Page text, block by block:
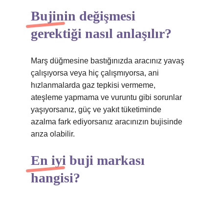
Bujinin değişmesi
gerektiği nasıl anlaşılır?
Marş düğmesine bastığınızda aracınız yavaş
çalışıyorsa veya hiç çalışmıyorsa, ani
hızlanmalarda gaz tepkisi vermeme,
ateşleme yapmama ve vuruntu gibi sorunlar
yaşıyorsanız, güç ve yakıt tüketiminde
azalma fark ediyorsanız aracınızın bujisinde
arıza olabilir.
En iyi buji markası
hangisi?